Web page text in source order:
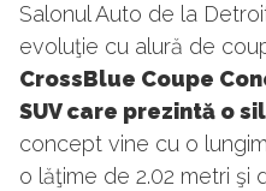
Salonul Auto de la
evoluţie cu alură de
CrossBlue Coupe
SUV care prezintă o
concept vine cu o
o lăţime de 2.02 metri şi